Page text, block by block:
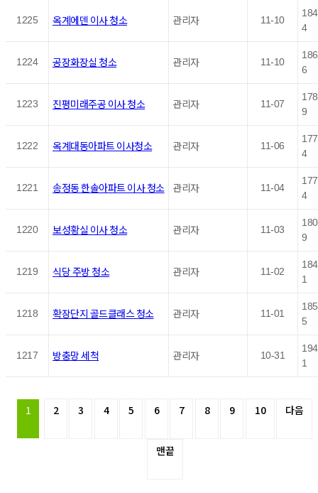
1225 옥계에덴 이사 청소 관리자 11-10
184
4
1224 공장화장실 청소 관리자 11-10
186
6
1223 진평미래주공 이사 청소 관리자 11-07
178
9
1222 옥계대동아파트 이사청소 관리자 11-06
177
4
1221 송정동 한솔아파트 이사 청소 관리자 11-04
177
4
1220 보성황실 이사 청소 관리자 11-03
180
9
1219 식당 주방 청소 관리자 11-02
184
1
1218 확장단지 골드클래스 청소 관리자 11-01
185
5
1217 방충망 세척 관리자 10-31
194
1
1 2 3 4 5 6 7 8 9 10 다음
맨끝